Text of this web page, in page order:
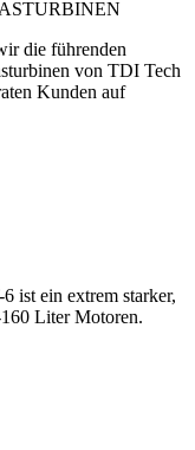
die führenden
von TDI Tech
Kunden auf
ist ein extrem starker,
Liter Motoren.